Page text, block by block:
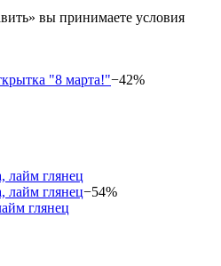
вы принимаете условия
−42%
−54%
глянец